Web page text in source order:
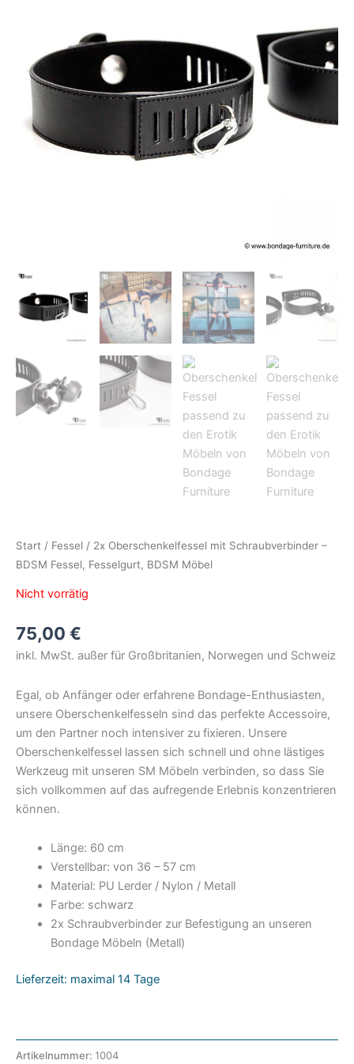
Start / Fessel / 2x Oberschenkelfessel mit Schraubverbinder –
BDSM Fessel, Fesselgurt, BDSM Möbel
Nicht vorrätig
75,00 €
inkl. MwSt. außer für Großbritanien, Norwegen und Schweiz
Egal, ob Anfänger oder erfahrene Bondage-Enthusiasten,
unsere Oberschenkelfesseln sind das perfekte Accessoire,
um den Partner noch intensiver zu fixieren. Unsere
Oberschenkelfessel lassen sich schnell und ohne lästiges
Werkzeug mit unseren SM Möbeln verbinden, so dass Sie
sich vollkommen auf das aufregende Erlebnis konzentrieren
können.
Länge: 60 cm
Verstellbar: von 36 – 57 cm
Material: PU Lerder / Nylon / Metall
Farbe: schwarz
2x Schraubverbinder zur Befestigung an unseren
Bondage Möbeln (Metall)
Lieferzeit: maximal 14 Tage
Artikelnummer: 1004